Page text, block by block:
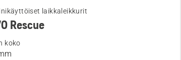
laikkaleikkurit
Rescue
koko